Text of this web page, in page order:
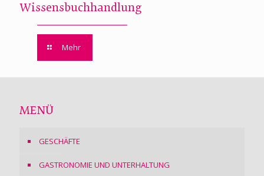
Wissensbuchhandlung
Mehr
MENÜ
GESCHÄFTE
GASTRONOMIE UND UNTERHALTUNG